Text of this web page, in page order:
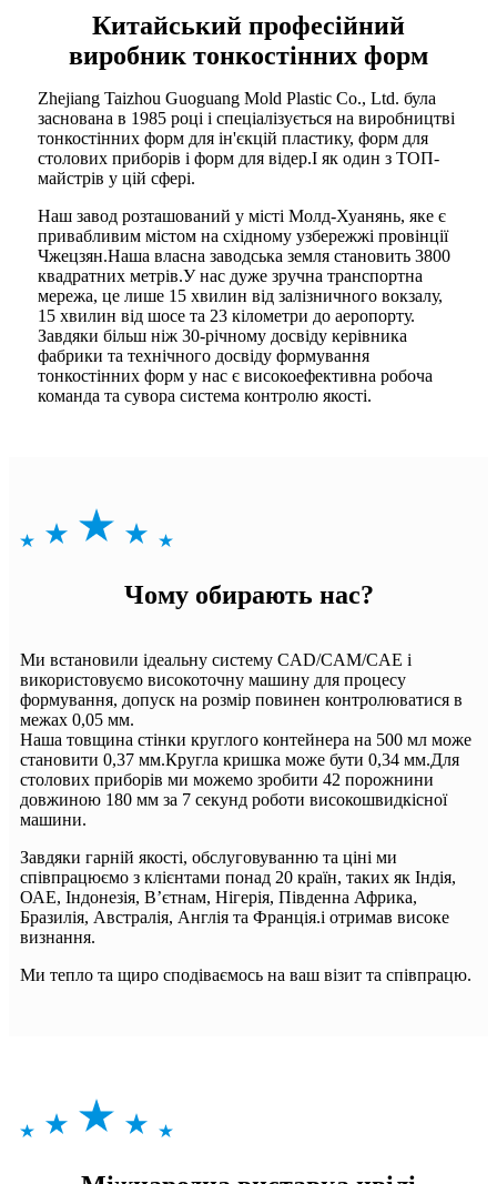
Китайський професійний
виробник тонкостінних форм
Zhejiang Taizhou Guoguang Mold Plastic Co., Ltd. була
заснована в 1985 році і спеціалізується на виробництві
тонкостінних форм для ін'єкцій пластику, форм для
столових приборів і форм для відер.І як один з ТОП-
майстрів у цій сфері.
Наш завод розташований у місті Молд-Хуанянь, яке є
привабливим містом на східному узбережжі провінції
Чжецзян.Наша власна заводська земля становить 3800
квадратних метрів.У нас дуже зручна транспортна
мережа, це лише 15 хвилин від залізничного вокзалу,
15 хвилин від шосе та 23 кілометри до аеропорту.
Завдяки більш ніж 30-річному досвіду керівника
фабрики та технічного досвіду формування
тонкостінних форм у нас є високоефективна робоча
команда та сувора система контролю якості.
Чому обирають нас?
Ми встановили ідеальну систему CAD/CAM/CAE і
використовуємо високоточну машину для процесу
формування, допуск на розмір повинен контролюватися в
межах 0,05 мм.
Наша товщина стінки круглого контейнера на 500 мл може
становити 0,37 мм.Кругла кришка може бути 0,34 мм.Для
столових приборів ми можемо зробити 42 порожнини
довжиною 180 мм за 7 секунд роботи високошвидкісної
машини.
Завдяки гарній якості, обслуговуванню та ціні ми
співпрацюємо з клієнтами понад 20 країн, таких як Індія,
ОАЕ, Індонезія, В’єтнам, Нігерія, Південна Африка,
Бразилія, Австралія, Англія та Франція.і отримав високе
визнання.
Ми тепло та щиро сподіваємось на ваш візит та співпрацю.